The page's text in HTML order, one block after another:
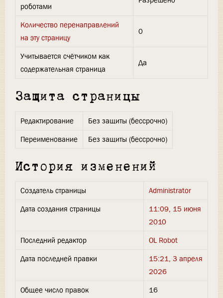
роботами
Количество перенаправлений
на эту страницу
0
Учитывается счётчиком как
содержательная страница
Да
Защита страницы
Редактирование
Без защиты (бессрочно)
Переименование
Без защиты (бессрочно)
История изменений
Создатель страницы
Administrator
Дата создания страницы
11:09, 15 июня
2010
Последний редактор
OL Robot
Дата последней правки
15:21, 3 апреля
2026
Общее число правок
16